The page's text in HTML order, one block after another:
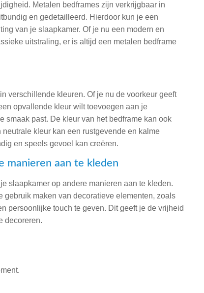
Metalen bedframes zijn verkrijgbaar in
en gedetailleerd. Hierdoor kun je een
van je slaapkamer. Of je nu een modern en
uitstraling, er is altijd een metalen bedframe
verschillende kleuren. Of je nu de voorkeur geeft
opvallende kleur wilt toevoegen aan je
smaak past. De kleur van het bedframe kan ook
kleur kan een rustgevende en kalme
en speels gevoel kan creëren.
manieren aan te kleden
slaapkamer op andere manieren aan te kleden.
gebruik maken van decoratieve elementen, zoals
persoonlijke touch te geven. Dit geeft je de vrijheid
decoreren.